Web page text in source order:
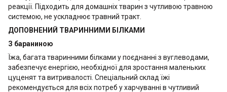
реакції. Підходить для домашніх тварин з чутливою травною
системою, не ускладнює травний тракт.
ДОПОВНЕНИЙ ТВАРИННИМИ БІЛКАМИ
З бараниною
Їжа, багата тваринними білками у поєднанні з вуглеводами,
забезпечує енергією, необхідної для зростання маленьких
цуценят та витривалості. Спеціальний склад їжі
рекомендується для всіх потреб у харчуванні в чутливий